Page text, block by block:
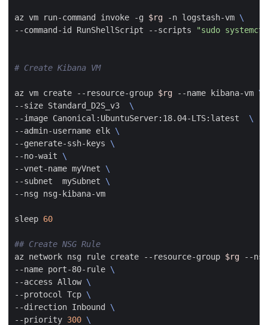
az vm run-command invoke -g $rg -n logstash-vm
--command-id RunShellScript --scripts
"sudo
# Create Kibana VM
az vm create --resource-group $rg --name kibana-vm
--size Standard_D2S_v3
--image Canonical:UbuntuServer:18.04-LTS:latest
--admin-username elk
--generate-ssh-keys
--no-wait
--vnet-name myVnet
--subnet  mySubnet
sleep 60
## Create NSG Rule
az network nsg rule create --resource-group $rg --
--name port-80-rule
--access Allow
--protocol Tcp
--direction Inbound
--priority 300